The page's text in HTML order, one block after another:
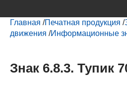
Главная /Печатная продукция /
движения /Информационные
Знак 6.8.3. Тупик